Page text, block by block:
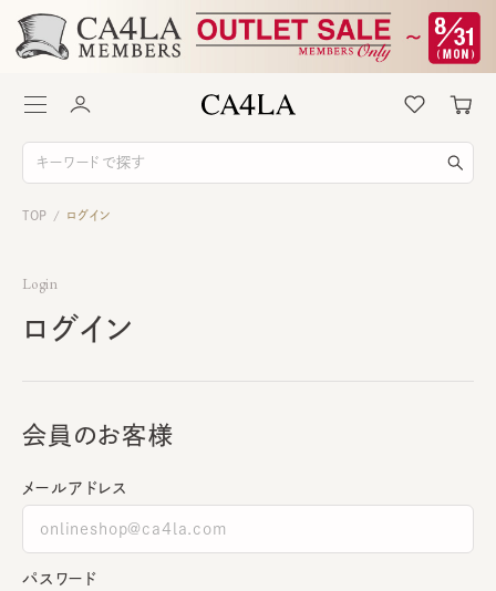
TOP / ログイン
Login
ログイン
会員のお客様
メールアドレス
パスワード